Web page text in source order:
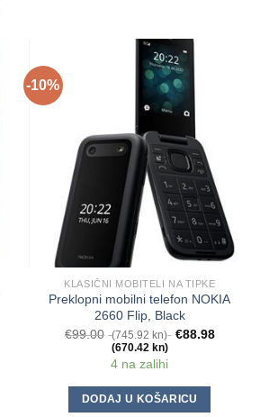
-10%
KLASIČNI MOBITELI NA TIPKE
Preklopni mobilni telefon NOKIA
2660 Flip, Black
€99.00 (745.92 kn) €88.98
(670.42 kn)
4 na zalihi
DODAJ U KOŠARICU